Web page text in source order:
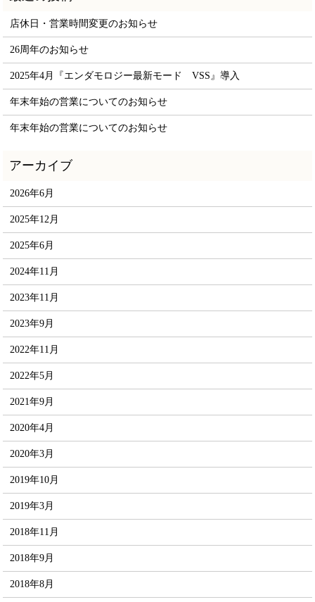
店休日・営業時間変更のお知らせ
26周年のお知らせ
2025年4月『エンダモロジー最新モード VSS』導入
年末年始の営業についてのお知らせ
年末年始の営業についてのお知らせ
2026年6月
2025年12月
2025年6月
2024年11月
2023年11月
2023年9月
2022年11月
2022年5月
2021年9月
2020年4月
2020年3月
2019年10月
2019年3月
2018年11月
2018年9月
2018年8月